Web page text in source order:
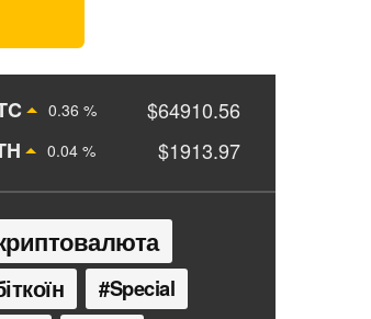
0.36 %
$64910.56
0.04 % $1913.97
Special